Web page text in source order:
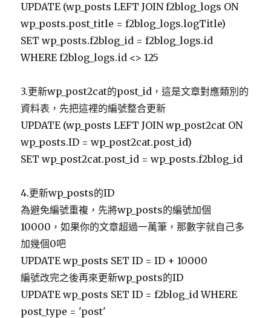
UPDATE (wp_posts LEFT JOIN f2blog_logs ON
wp_posts.post_title = f2blog_logs.logTitle)
SET wp_posts.f2blog_id = f2blog_logs.id
WHERE f2blog_logs.id <> 125
3.更新wp_post2cat的post_id，這是文章對應類別的
資料表，先把這裡的編號整合更新
UPDATE (wp_posts LEFT JOIN wp_post2cat ON
wp_posts.ID = wp_post2cat.post_id)
SET wp_post2cat.post_id = wp_posts.f2blog_id
4.更新wp_posts的ID
為避免編號重複，先將wp_posts的編號加個
10000，如果你的文章超過一萬筆，那數字就自己多
加幾個0吧
UPDATE wp_posts SET ID = ID + 10000
編號改完之後再來更新wp_posts的ID
UPDATE wp_posts SET ID = f2blog_id WHERE
post_type = 'post'